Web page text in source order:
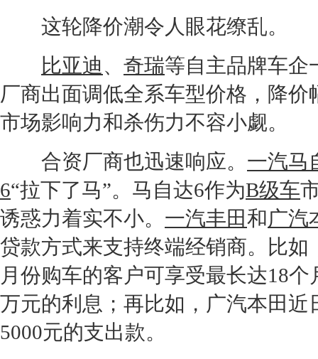
这轮降价潮令人眼花缭乱。
比亚迪 、 奇瑞等自主品牌车企
厂商出面调低全系车型价格，降价
市场影响力和杀伤力不容小觑。
合资厂商也迅速响应。 一汽马
6“拉下了马”。 马自达6作为B级车
诱惑力着实不小。 一汽丰田和广汽
贷款方式来支持终端经销商。比如
月份购车的客户可享受最长达18
万元的利息；再比如， 广汽本田 近
5000元的支出款。